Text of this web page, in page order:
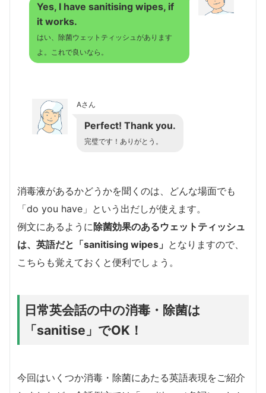
Yes, I have sanitising wipes, if
it works.
はい、除菌ウェットティッシュがあります
よ。これで良いなら。
Aさん
Perfect! Thank you.
完璧です！ありがとう。
消毒液があるかどうかを聞くのは、どんな場面でも
「do you have」という出だしが使えます。
例文にあるように除菌効果のあるウェットティッシュ
は、英語だと「sanitising wipes」 となりますので、
こちらも覚えておくと便利でしょう。
日常英会話の中の消毒・除菌は
「sanitise」でOK！
今回はいくつか消毒・除菌にあたる英語表現をご紹介